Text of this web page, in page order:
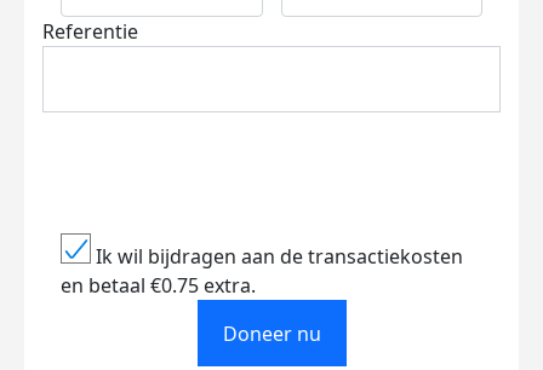
Referentie
Ik wil bijdragen aan de transactiekosten
en betaal €0.75 extra.
Doneer nu